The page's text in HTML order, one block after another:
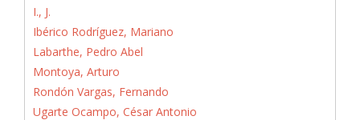
I., J.
Ibérico Rodríguez, Mariano
Labarthe, Pedro Abel
Montoya, Arturo
Rondón Vargas, Fernando
Ugarte Ocampo, César Antonio